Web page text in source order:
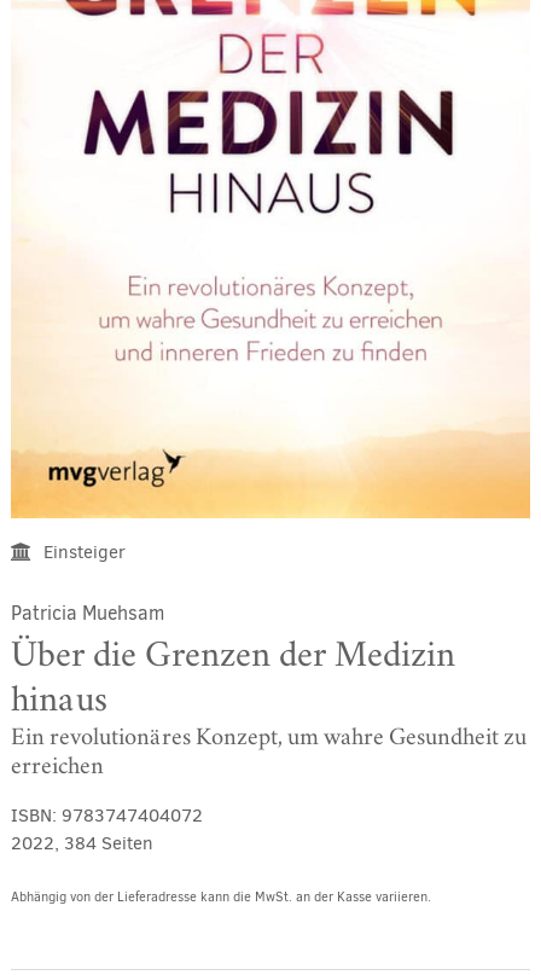
Einsteiger
Patricia Muehsam
Über die Grenzen der Medizin
hinaus
Ein revolutionäres Konzept, um wahre Gesundheit zu
erreichen
ISBN: 9783747404072
2022, 384 Seiten
Abhängig von der Lieferadresse kann die MwSt. an der Kasse variieren.